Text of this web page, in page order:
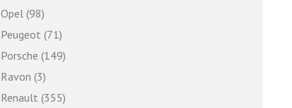
Opel (98)
Peugeot (71)
Porsche (149)
Ravon (3)
Renault (355)